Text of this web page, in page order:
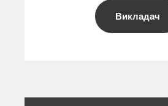
Викладач